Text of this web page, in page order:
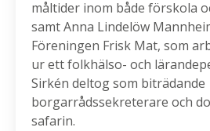
måltider inom både förskola
samt Anna Lindelöw
Föreningen Frisk Mat, som
ur ett folkhälso- och
Sirkén deltog som biträdande
borgarrådssekreterare och
safarin.